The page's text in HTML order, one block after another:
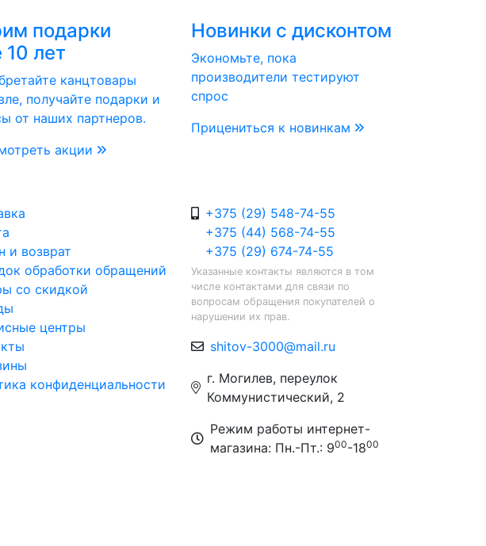
подарки
лет
канцтовары
получайте подарки и
от наших партнеров.
акции
Новинки с дисконтом
Экономьте, пока
производители тестируют
спрос
Прицениться к новинкам
и возврат
обработки обращений
со скидкой
центры
конфиденциальности
+375 (29) 548-74-55
+375 (44) 568-74-55
+375 (29) 674-74-55
Указанные контакты являются в том
числе контактами для связи по
вопросам обращения покупателей о
нарушении их прав.
shitov-3000@mail.ru
г. Могилев, переулок
Коммунистический, 2
Режим работы интернет-
магазина: Пн.-Пт.: 900-1800